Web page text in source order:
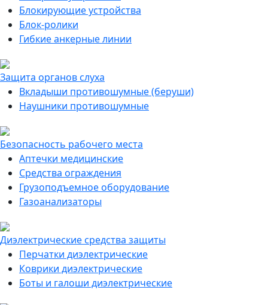
Блокирующие устройства
Блок-ролики
Гибкие анкерные линии
Защита органов слуха
Вкладыши противошумные (беруши)
Наушники противошумные
Безопасность рабочего места
Аптечки медицинские
Средства ограждения
Грузоподъемное оборудование
Газоанализаторы
Диэлектрические средства защиты
Перчатки диэлектрические
Коврики диэлектрические
Боты и галоши диэлектрические